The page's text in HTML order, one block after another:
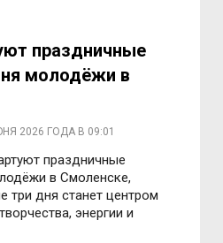
праздничные
молодёжи в
2026 ГОДА В 09:01
праздничные
в Смоленске,
три дня станет центром
энергии и